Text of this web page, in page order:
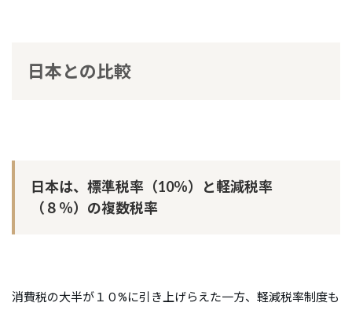
日本との比較
日本は、 標準税率（10％）と軽減税率
（８％）の複数税率
消費税の大半が１０%に引き上げらえた一方、軽減税率制度も